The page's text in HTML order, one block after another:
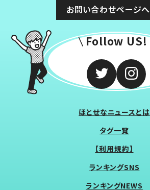
お問い合わせページへ
Follow US!
ほとせなニュースとは
タグ一覧
【利用規約】
ランキングSNS
ランキングNEWS